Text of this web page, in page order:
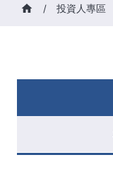
/ 投資人專區